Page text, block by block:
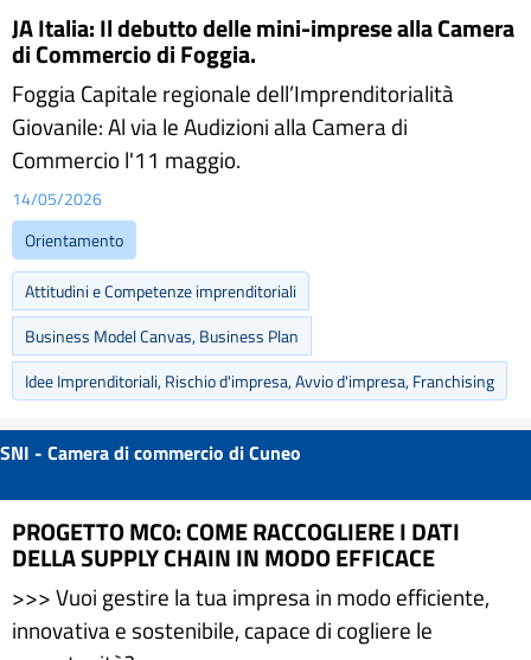
JA Italia: Il debutto delle mini-imprese alla Camera
di Commercio di Foggia.
Foggia Capitale regionale dell’Imprenditorialità
Giovanile: Al via le Audizioni alla Camera di
Commercio l'11 maggio.
14/05/2026
Orientamento
Attitudini e Competenze imprenditoriali
Business Model Canvas, Business Plan
Idee Imprenditoriali, Rischio d'impresa, Avvio d'impresa, Franchising
SNI - Camera di commercio di Cuneo
PROGETTO MC0: COME RACCOGLIERE I DATI
DELLA SUPPLY CHAIN IN MODO EFFICACE
>>> Vuoi gestire la tua impresa in modo efficiente,
innovativa e sostenibile, capace di cogliere le